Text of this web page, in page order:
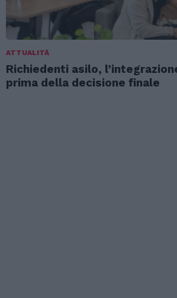
ATTUALITÀ
Richiedenti asilo,
prima della decisione finale